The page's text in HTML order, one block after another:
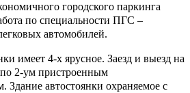
городского паркинга
по специальности ПГС –
автомобилей.
имеет 4-х ярусное. Заезд и выезд на
по 2-ум пристроенным
автостоянки охраняемое с